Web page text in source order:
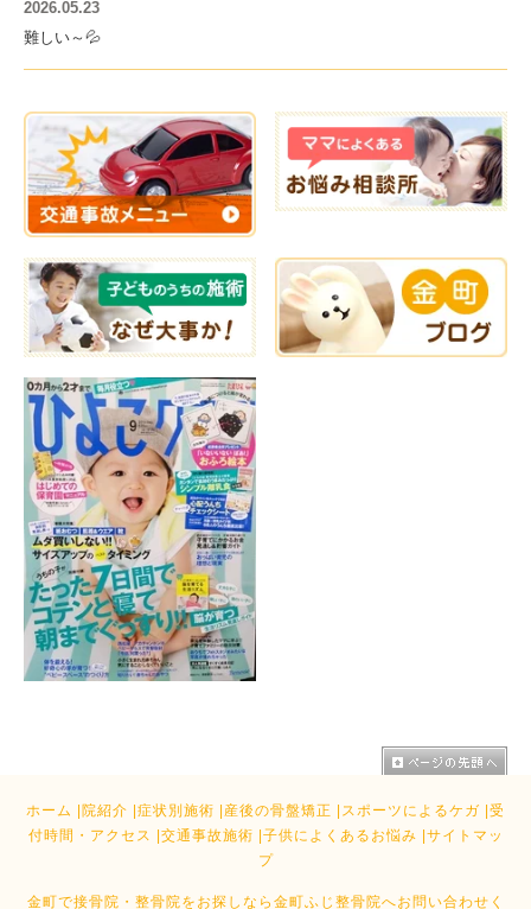
2026.05.23
難しい～💦
ホーム 院紹介 症状別施術 産後の骨盤矯正 スポーツによるケガ
受
付時間・アクセス
交通事故施術 子供によくあるお悩み
サイトマッ
プ
金町で接骨院・整骨院をお探しなら金町ふじ整骨院へお問い合わせく